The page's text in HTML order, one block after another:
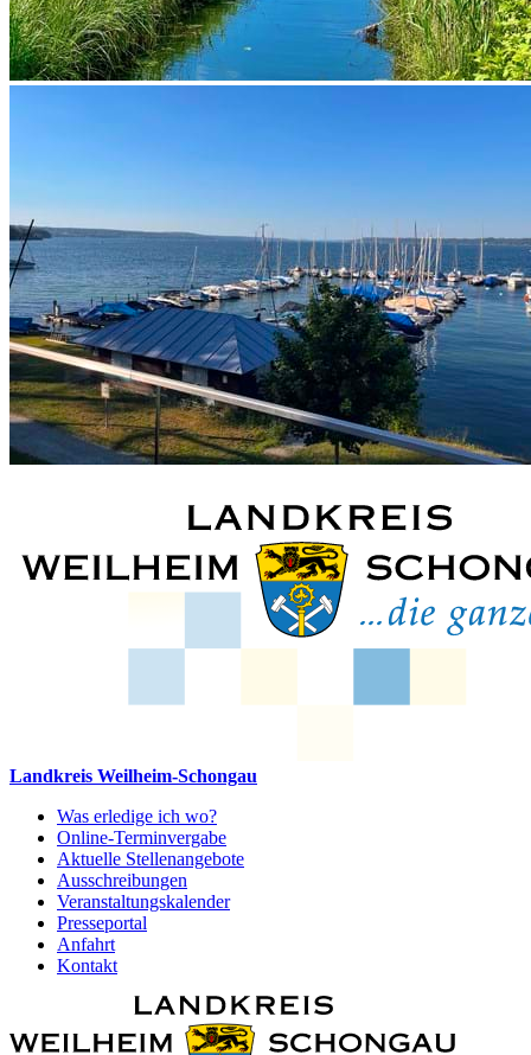
Landkreis Weilheim-Schongau
Was erledige ich wo?
Online-Terminvergabe
Aktuelle Stellenangebote
Ausschreibungen
Veranstaltungskalender
Presseportal
Anfahrt
Kontakt